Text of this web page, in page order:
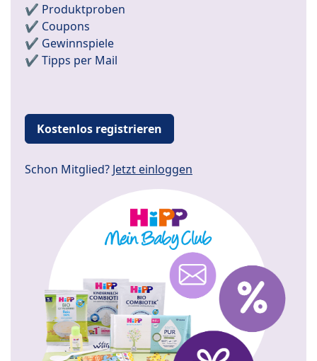
✔️ Produktproben
✔️ Coupons
✔️ Gewinnspiele
✔️ Tipps per Mail
Kostenlos registrieren
Schon Mitglied? Jetzt einloggen